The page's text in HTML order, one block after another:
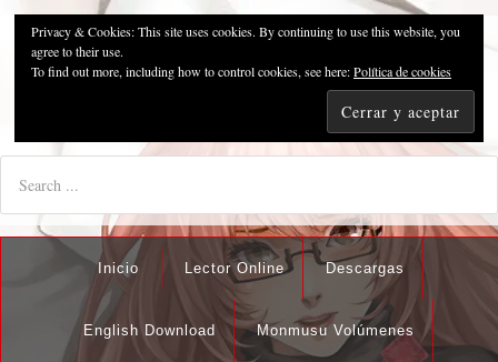
Pzykosis666HFansub
"I'm the best there is at what I do, but what I do best isn't very
Inicio Lector Online Descargas
English Download Monmusu Volúmenes
Privacy & Cookies: This site uses cookies. By continuing to use this website, you
agree to their use.
To find out more, including how to control cookies, see here:Política de cookies